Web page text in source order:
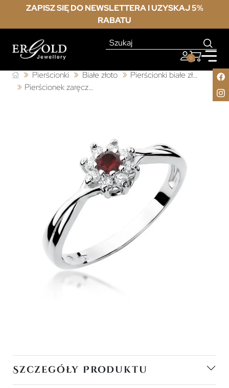
ZAPISZ SIĘ DO NEWSLETTERA I UZYSKAJ 5%
RABATU
0
Pierścionki Białe złoto
Pierścionki białe złoto z rubinem
Pierścionek zaręczynowy z rubinem białe złoto 0,15ct
Szczegóły Produktu